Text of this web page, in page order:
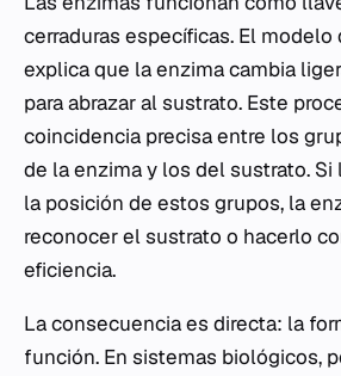
cerraduras específicas. El
explica que la enzima cambia
para abrazar al sustrato. Este
coincidencia precisa entre los
de la enzima y los del sustrato. Si
la posición de estos grupos, la
reconocer el sustrato o hacerlo
eficiencia.
La consecuencia es directa: la
función. En sistemas biológicos,